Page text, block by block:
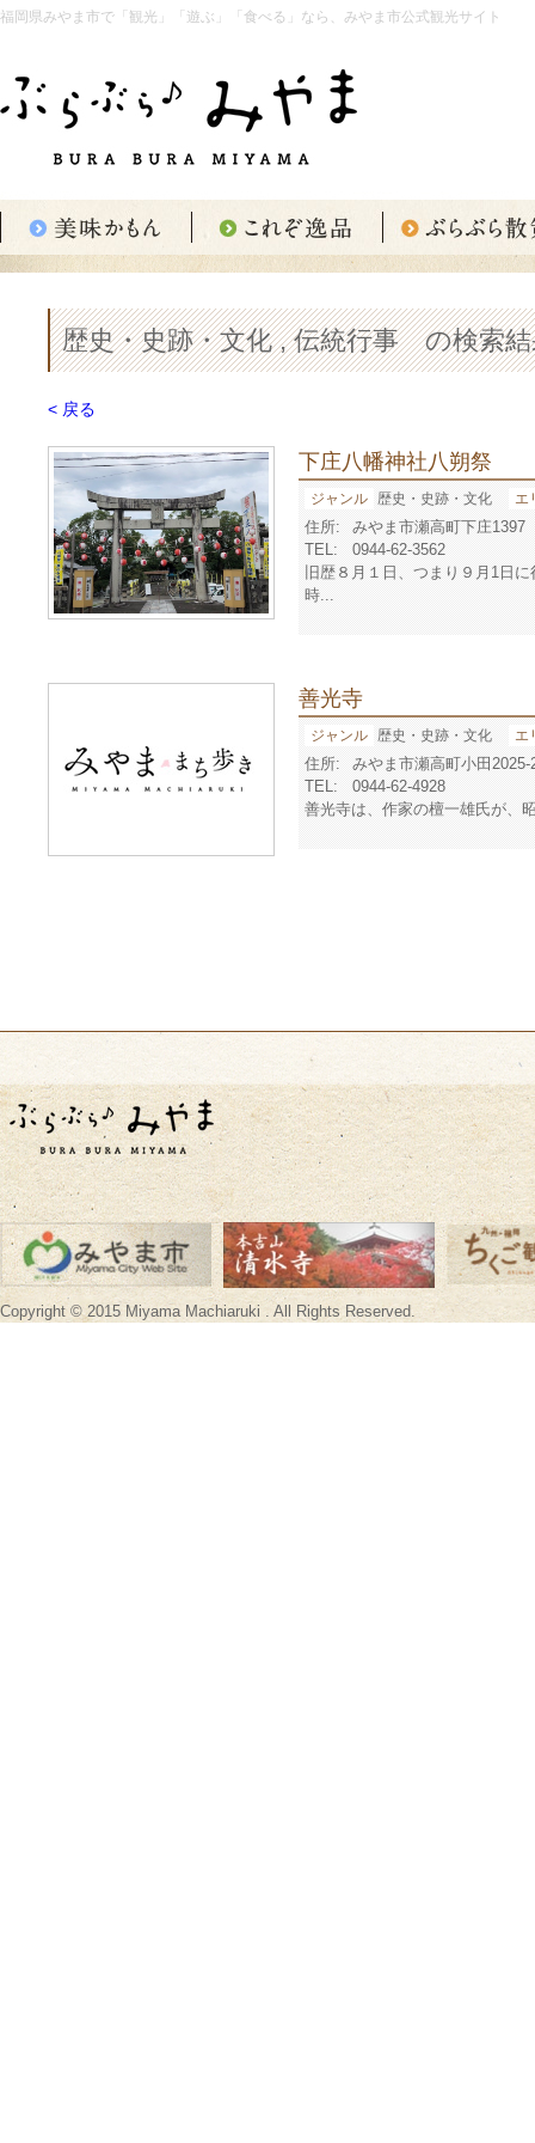
福岡県みやま市で「観光」「遊ぶ」「食べる」なら、みやま市公式観光サイト
歴史・史跡・文化 , 伝統行事 の検索
< 戻る
下庄八幡神社八朔祭
ジャンル 歴史・史跡・文化 エ
住所:
みやま市瀬高町下庄1397
TEL:
0944-62-3562
旧歴８月１日、つまり９月1日
時...
善光寺
ジャンル 歴史・史跡・文化 エ
住所:
みやま市瀬高町小田2025-
TEL:
0944-62-4928
善光寺は、作家の檀一雄氏が、
Copyright © 2015 Miyama Machiaruki . All Rights Reserved.